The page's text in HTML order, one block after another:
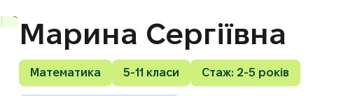
Марина Сергіївна
Математика 5-11 класи Стаж: 2-5 років